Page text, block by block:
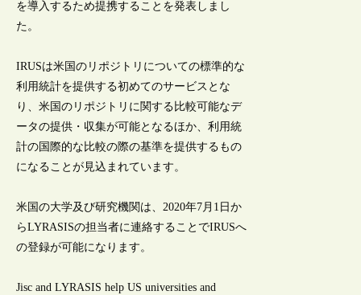
を導入するため提携することを発表しまし
た。
IRUSは米国のリポジトリについての標準的な
利用統計を提供する初めてのサービスとな
り、米国のリポジトリに関する比較可能なデ
ータの提供・収集が可能となるほか、利用統
計の国際的な比較の際の基準を提供するもの
になることが見込まれています。
米国の大学及び研究機関は、2020年7月1日か
らLYRASISの担当者に連絡することでIRUSへ
の登録が可能になります。
Jisc and LYRASIS help US universities and